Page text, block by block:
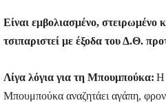
Είναι εμβολιασμένο, στειρωμένο
τσιπαριστεί με έξοδα του Δ.Θ.
Λίγα λόγια για τη Μπουμπούκα: Η
Μπουμπούκα αναζητάει αγάπη,